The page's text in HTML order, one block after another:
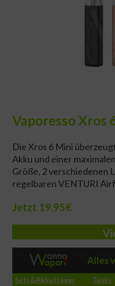
Vaporesso Xros
Die Xros 6 Mini
Akku und einer
Größe, 2 verschiedenen
regelbaren VENTURI
Jetzt 19,95€
Alles
Sets&Akkuträger Tanks